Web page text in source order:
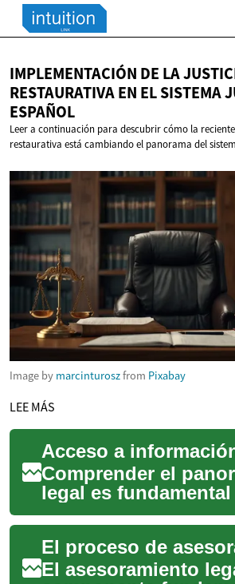
IMPLEMENTACIÓN DE LA
RESTAURATIVA EN EL SISTEMA
ESPAÑOL
Leer a continuación para descubrir cómo la
restaurativa está cambiando el panorama del
Image by marcinturoszfrom Pixabay
LEE MÁS
Comprender el
legal es fundamental
cualquier persona o
ya que la
relevant...
El asesoramiento